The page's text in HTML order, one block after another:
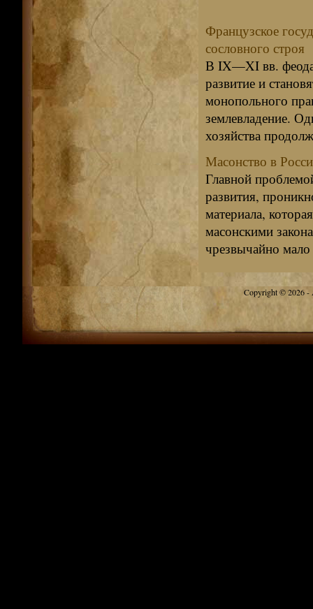
Французское
сословного строя
В IX—XI вв.
развитие и
монопольного
землевладение.
хозяйства
Масонство в
Главной
развития,
материала,
масонскими
чрезвычайно
Copyright © 2026 -